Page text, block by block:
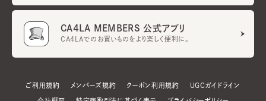
CA4LA MEMBERS 公式アプリ
CA4LAでのお買いものをより楽しく便利に。
ご利用規約 メンバーズ規約 クーポン利用規約 UGCガイドライン